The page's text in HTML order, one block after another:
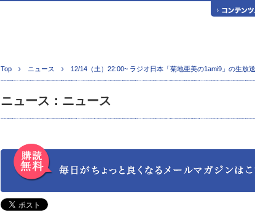
Top ニュース 12/14（土）22:00~ ラジオ日本「菊地亜美の1ami9」の生放
ニュース：ニュース